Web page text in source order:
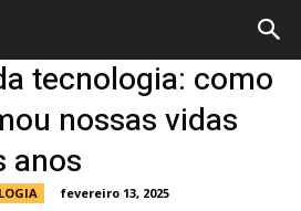
tecnologia: como
nossas vidas
anos
fevereiro 13, 2025